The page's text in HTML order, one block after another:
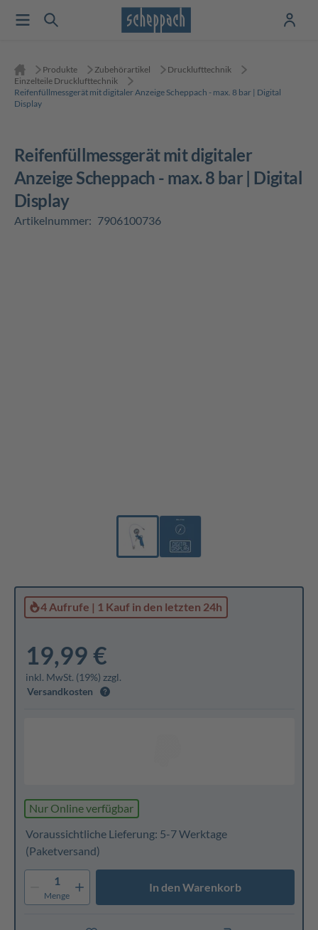
Produkte Zubehörartikel
Drucklufttechnik
Einzelteile Drucklufttechnik
Reifenfüllmessgerät mit digitaler Anzeige Scheppach - max. 8 bar | Digital
Display
Reifenfüllmessgerät mit digitaler
Anzeige Scheppach - max. 8 bar | Digital
Display
Artikelnummer: 7906100736
4 Aufrufe | 1 Kauf in den letzten 24h
19,99 €
inkl. MwSt. (19%) zzgl.
Versandkosten
Nur Online verfügbar
Voraussichtliche Lieferung: 5-7 Werktage
(Paketversand)
1
Menge
In den Warenkorb